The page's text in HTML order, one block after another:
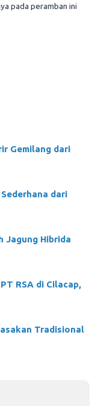
pada peramban ini
Gemilang dari
dari
Jagung Hibrida
RSA di Cilacap,
Tradisional